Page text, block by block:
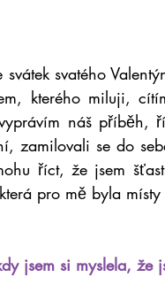
svátek svatého
kterého miluji,
náš příběh,
zamilovali se do
říct, že jsem
pro mě byla
jsem si myslela, že